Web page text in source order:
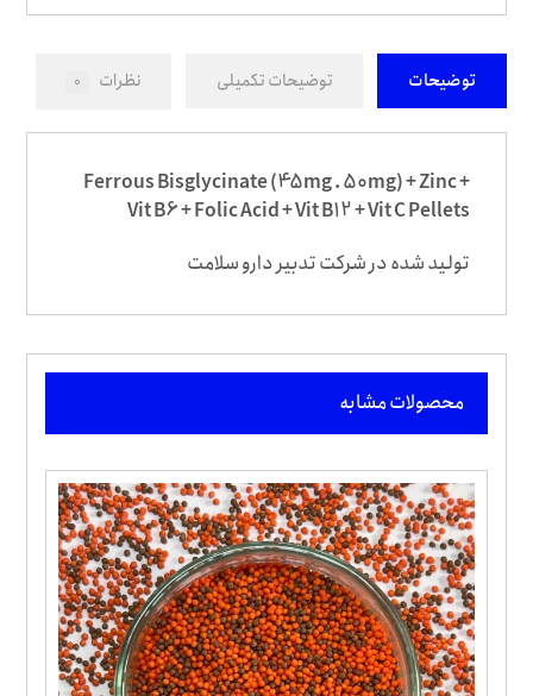
توضیحات توضیحات تکمیلی نظرات 0
Ferrous Bisglycinate (45mg . 50mg) + Zinc +
Vit B6 + Folic Acid + Vit B12 + Vit C Pellets
تولید شده در شرکت تدبیر دارو سلامت
محصولات مشابه